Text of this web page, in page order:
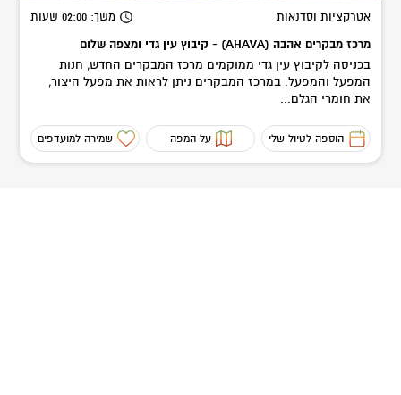
אטרקציות וסדנאות משך: 02:00 שעות
מרכז מבקרים אהבה (AHAVA) - קיבוץ עין גדי ומצפה שלום
בכניסה לקיבוץ עין גדי ממוקמים מרכז המבקרים החדש, חנות
המפעל והמפעל. במרכז המבקרים ניתן לראות את מפעל היצור,
את חומרי הגלם...
הוספה לטיול שלי על המפה שמירה למועדפים